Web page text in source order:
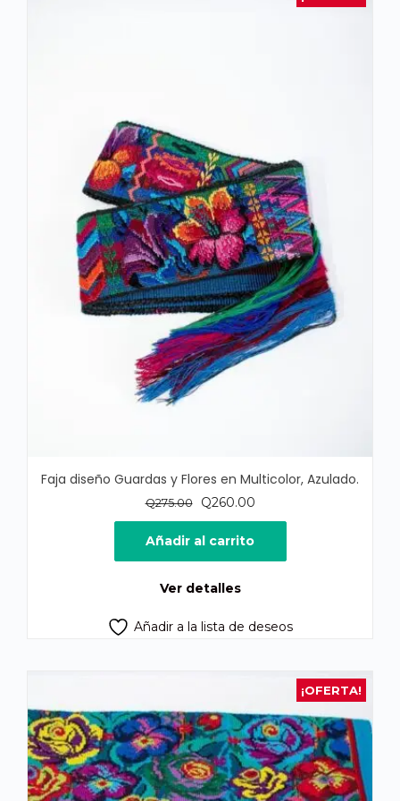
Faja diseño Guardas y Flores en Multicolor, Azulado.
Q275.00
El
precio
original
era:
Q260.00El
precio
actual
es:
Añadir al carrito
Ver detalles
Añadir a la lista de deseos
¡OFERTA!